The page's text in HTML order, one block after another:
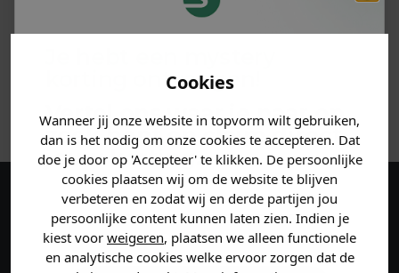
Cookies
Wanneer jij onze website in topvorm wilt gebruiken,
dan is het nodig om onze cookies te accepteren. Dat
doe je door op 'Accepteer' te klikken. De persoonlijke
cookies plaatsen wij om de website te blijven
verbeteren en zodat wij en derde partijen jou
persoonlijke content kunnen laten zien. Indien je
kiest voor weigeren, plaatsen we alleen functionele
en analytische cookies welke ervoor zorgen dat de
PRODUCTINFORMATIE
Maak een account aan en ontvang 5%
korting op je eerste bestelling!
korting ontvangen!
Vertel ons waar je naar op
zoek bent en claim direct
jouwkorting.
Heren kleding